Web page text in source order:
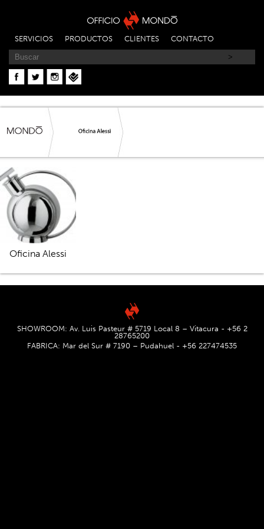
SERVICIOS PRODUCTOS CLIENTES CONTACTO
Oficina Alessi
SHOWROOM: Av. Luis Pasteur # 5719 Local 8 – Vitacura - +56 2
28765200
FABRICA: Mar del Sur # 7190 – Pudahuel - +56 227474535